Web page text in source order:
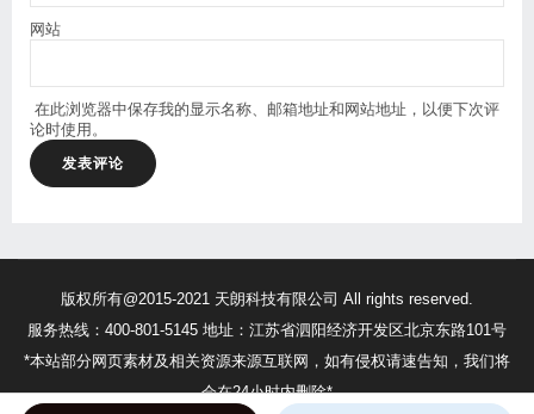
网站
在此浏览器中保存我的显示名称、邮箱地址和网站地址，以便下次评
论时使用。
版权所有@2015-2021 天朗科技有限公司 All rights reserved.
服务热线：400-801-5145 地址：江苏省泗阳经济开发区北京东路101号
*本站部分网页素材及相关资源来源互联网，如有侵权请速告知，我们将
会在24小时内删除*